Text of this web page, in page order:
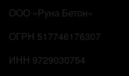
ООО «Руна Бетон»
ОГРН 517746176307
ИНН 9729030754